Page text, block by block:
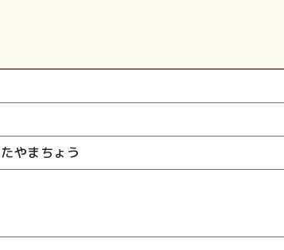
やまちょう